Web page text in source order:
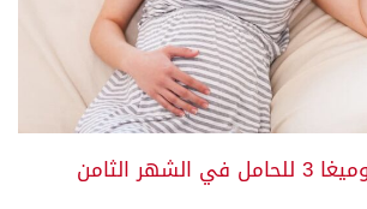
الشهر الثامن